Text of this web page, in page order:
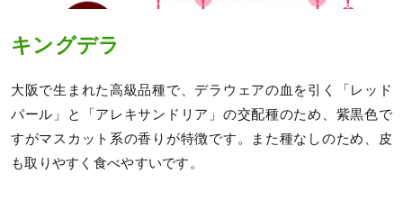
キングデラ
大阪で生まれた高級品種で、デラウェアの血を引く「レッド
パール」と「アレキサンドリア」の交配種のため、紫黒色で
すがマスカット系の香りが特徴です。また種なしのため、皮
も取りやすく食べやすいです。